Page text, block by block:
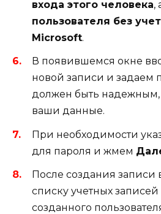
входа этого человека,
пользователя без
Microsoft.
В появившемся окне
новой записи и задаем
должен быть надежным,
ваши данные.
При необходимости
для пароля и жмем
После создания записи
списку учетных
созданного